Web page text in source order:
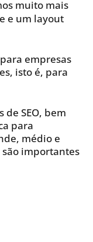
muito mais
e um layout
empresas
isto é, para
de SEO, bem
para
médio e
importantes